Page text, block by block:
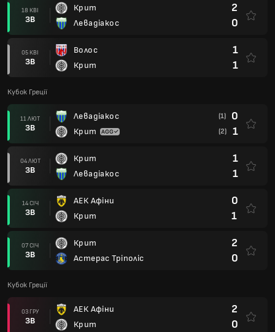
18 КВІ
ЗВ
Крит
Левадіакос
2
0
05 КВІ
ЗВ
Волос
Крит
1
1
Кубок Греції
11 ЛЮТ
ЗВ
Левадіакос
Крит
(1) 0
(2) 1
04 ЛЮТ
ЗВ
Крит
Левадіакос
1
1
14 СІЧ
ЗВ
АЕК Афіни
Крит
0
1
07 СІЧ
ЗВ
Крит
Астерас Тріполіс
2
0
Кубок Греції
03 ГРУ
ЗВ
АЕК Афіни
Крит
2
0